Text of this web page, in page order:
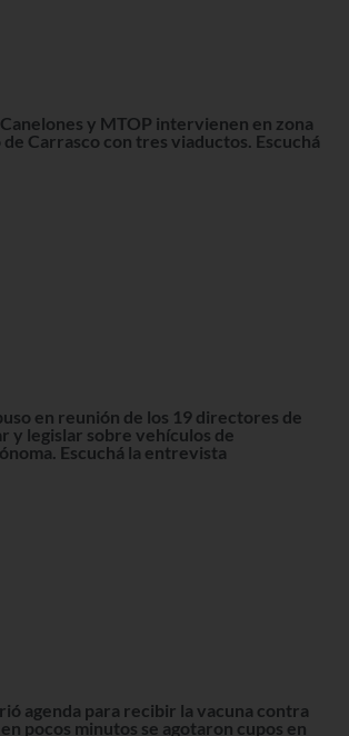
y MTOP intervienen en zona
Carrasco con tres viaductos. Escuchá
en reunión de los 19 directores de
y legislar sobre vehículos de
Escuchá la entrevista
agenda para recibir la vacuna contra
pocos minutos se agotaron cupos en